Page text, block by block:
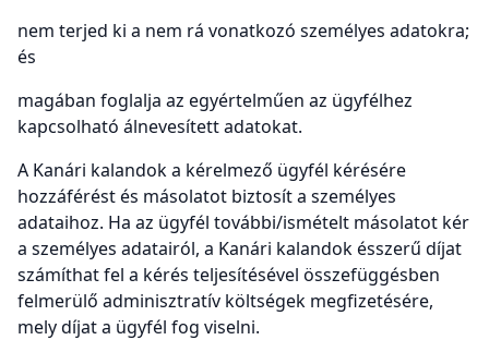
nem terjed ki a nem rá vonatkozó személyes adatokra;
és
magában foglalja az egyértelműen az ügyfélhez
kapcsolható álnevesített adatokat.
A Kanári kalandok a kérelmező ügyfél kérésére
hozzáférést és másolatot biztosít a személyes
adataihoz. Ha az ügyfél további/ismételt másolatot kér
a személyes adatairól, a Kanári kalandok ésszerű díjat
számíthat fel a kérés teljesítésével összefüggésben
felmerülő adminisztratív költségek megfizetésére,
mely díjat a ügyfél fog viselni.